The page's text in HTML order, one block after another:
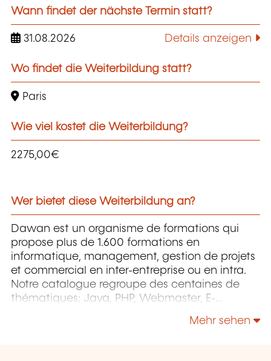
Wann findet der nächste Termin statt?
31.08.2026 Details anzeigen
Wo findet die Weiterbildung statt?
Paris
Wie viel kostet die Weiterbildung?
2275,00€
Wer bietet diese Weiterbildung an?
Dawan est un organisme de formations qui
propose plus de 1.600 formations en
informatique, management, gestion de projets
et commercial en inter-entreprise ou en intra.
Notre catalogue regroupe des centaines de
thématiques: Java, PHP, Webmaster, E-
Mehr sehen